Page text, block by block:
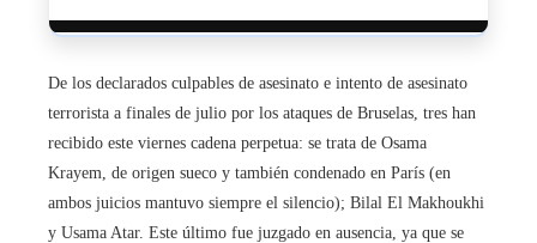
De los declarados culpables de asesinato e intento de asesinato
terrorista a finales de julio por los ataques de Bruselas, tres han
recibido este viernes cadena perpetua: se trata de Osama
Krayem, de origen sueco y también condenado en París (en
ambos juicios mantuvo siempre el silencio); Bilal El Makhoukhi
y Usama Atar. Este último fue juzgado en ausencia, ya que se